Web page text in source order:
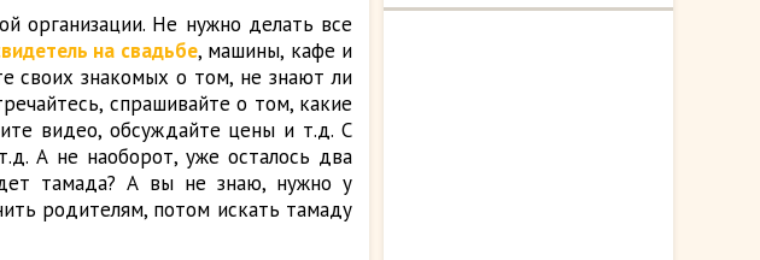
организации. Не нужно делать все
на свадьбе, машины, кафе и
своих знакомых о том, не знают ли
спрашивайте о том, какие
видео, обсуждайте цены и т.д. С
А не наоборот, уже осталось два
тамада? А вы не знаю, нужно у
родителям, потом искать тамаду